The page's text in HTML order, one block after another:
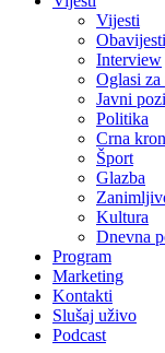
Vijesti
Obavijesti
Interview
Oglasi za
Javni
Politika
Crna
Šport
Glazba
Kultura
Dnevna
Program
Marketing
Kontakti
Slušaj uživo
Podcast